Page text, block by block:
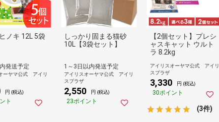
ノキ 12L 5袋
発送予定
ーヤマ公式 アイリ
円 (税込)
ト
しっかり固まる猫砂
10L【3袋セット】
1～3日以内発送予定
アイリスオーヤマ公式 アイリ
スプラザ
2,550 円 (税込)
23ポイント
【2個セット】プレシ
ャスキャット ウルト
ラ 8.2kg
アイリスオーヤマ公式 アイリ
スプラザ
3,330 円 (税込)
30ポイント
(3件)